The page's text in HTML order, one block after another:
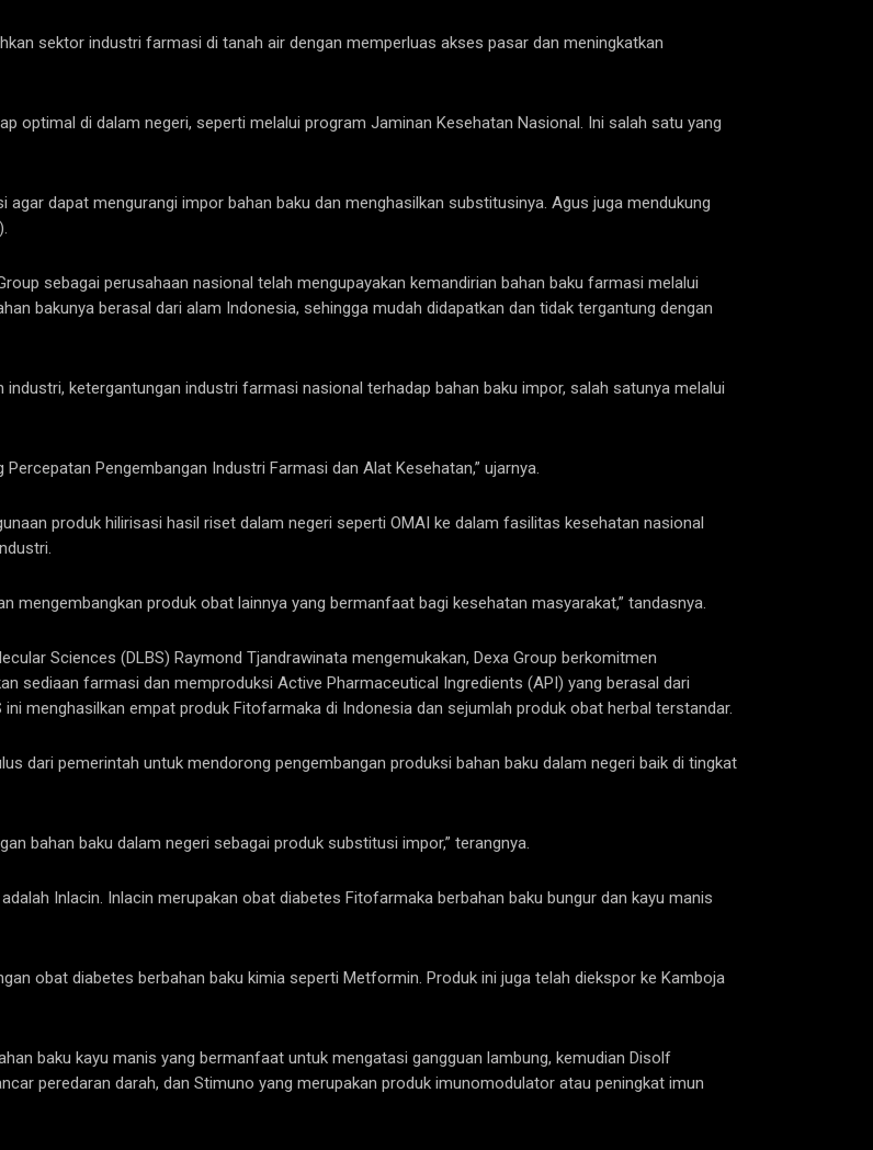
sektor industri farmasi di tanah air dengan memperluas akses pasar dan meningkatkan
optimal di dalam negeri, seperti melalui program Jaminan Kesehatan Nasional. Ini salah satu yang
dapat mengurangi impor bahan baku dan menghasilkan substitusinya. Agus juga mendukung
sebagai perusahaan nasional telah mengupayakan kemandirian bahan baku farmasi melalui
bakunya berasal dari alam Indonesia, sehingga mudah didapatkan dan tidak tergantung dengan
ketergantungan industri farmasi nasional terhadap bahan baku impor, salah satunya melalui
Pengembangan Industri Farmasi dan Alat Kesehatan,” ujarnya.
produk hilirisasi hasil riset dalam negeri seperti OMAI ke dalam fasilitas kesehatan nasional
mengembangkan produk obat lainnya yang bermanfaat bagi kesehatan masyarakat,” tandasnya.
Sciences (DLBS) Raymond Tjandrawinata mengemukakan, Dexa Group berkomitmen
sediaan farmasi dan memproduksi Active Pharmaceutical Ingredients (API) yang berasal dari
ini menghasilkan empat produk Fitofarmaka di Indonesia dan sejumlah produk obat herbal terstandar.
dari pemerintah untuk mendorong pengembangan produksi bahan baku dalam negeri baik di tingkat
bahan baku dalam negeri sebagai produk substitusi impor,” terangnya.
Inlacin. Inlacin merupakan obat diabetes Fitofarmaka berbahan baku bungur dan kayu manis
obat diabetes berbahan baku kimia seperti Metformin. Produk ini juga telah diekspor ke Kamboja
baku kayu manis yang bermanfaat untuk mengatasi gangguan lambung, kemudian Disolf
peredaran darah, dan Stimuno yang merupakan produk imunomodulator atau peningkat imun